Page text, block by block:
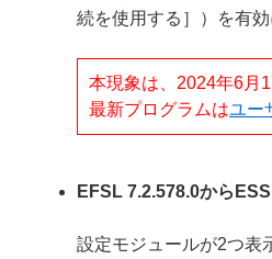
続を使用する］）を有
本現象は、2024年6月
最新プログラムはユー
EFSL 7.2.578.0から
設定モジュールが2つ表